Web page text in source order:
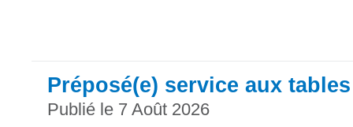
Préposé(e) service aux tables
Publié le 7 Août 2026